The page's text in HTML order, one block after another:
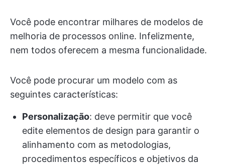
Você pode encontrar milhares de modelos de
melhoria de processos online. Infelizmente,
nem todos oferecem a mesma funcionalidade.
Você pode procurar um modelo com as
seguintes características:
Personalização: deve permitir que você
edite elementos de design para garantir o
alinhamento com as metodologias,
procedimentos específicos e objetivos da